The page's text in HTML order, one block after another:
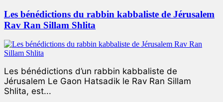
Les bénédictions du rabbin kabbaliste de Jérusalem
Rav Ran Sillam Shlita
Les bénédictions d’un rabbin kabbaliste de
Jérusalem Le Gaon Hatsadik le Rav Ran Sillam
Shlita, est...